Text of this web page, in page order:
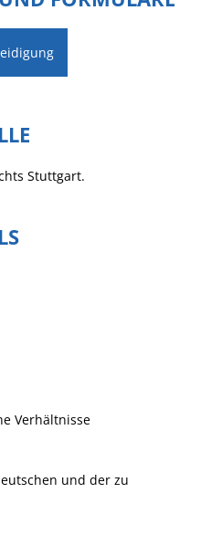
Stuttgart.
Verhältnisse
und der zu